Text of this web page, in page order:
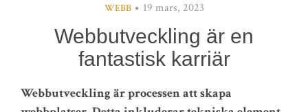
WEBB 19 mars, 2023
Webbutveckling är en
fantastisk karriär
Webbutveckling är processen att skapa